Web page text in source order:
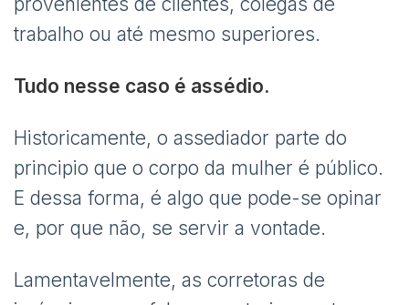
trabalho ou até mesmo superiores.
Tudo nesse caso é assédio.
Historicamente, o assediador parte do
principio que o corpo da mulher é público.
E dessa forma, é algo que pode-se opinar
e, por que não, se servir a vontade.
Lamentavelmente, as corretoras de